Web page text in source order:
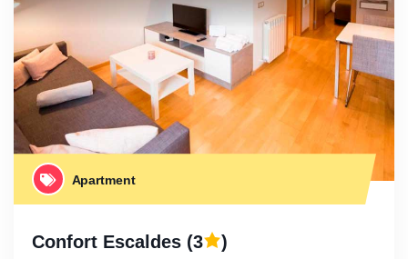
Apartment
Confort Escaldes (3 )